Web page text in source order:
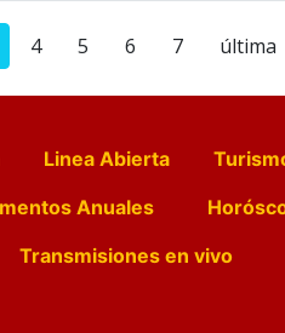
4 5 6 7 última
Linea Abierta
Anuales
Transmisiones en vivo